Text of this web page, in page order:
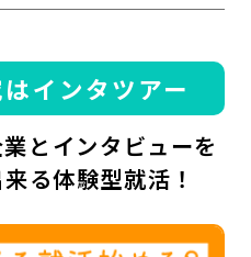
インタツアー
とインタビューを
る体験型就活！